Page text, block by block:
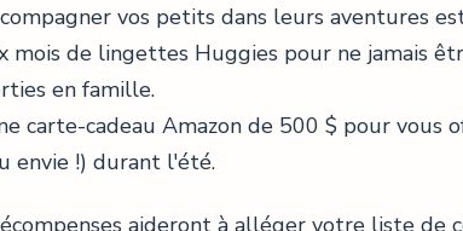
vos petits dans leurs aventures
mois de lingettes Huggies pour ne jamais
en famille.
carte-cadeau Amazon de 500 $ pour vous
envie !) durant l'été.
aideront à alléger votre liste de